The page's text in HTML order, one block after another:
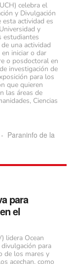
celebra el
y Divulgación
esta actividad es
y
estudiantes
una actividad
iniciar o dar
o posdoctoral en
investigación de
para los
que quieren
las áreas de
Ciencias
Paraninfo de la
para
el
lidera Ocean
para
de los mares y
acechan, como